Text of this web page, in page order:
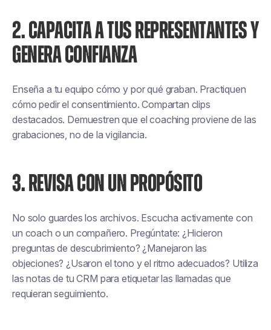
2. CAPACITA A TUS REPRESENTANTES Y
GENERA CONFIANZA
Enseña a tu equipo cómo y por qué graban. Practiquen
cómo pedir el consentimiento. Compartan clips
destacados. Demuestren que el coaching proviene de las
grabaciones, no de la vigilancia.
3. REVISA CON UN PROPÓSITO
No solo guardes los archivos. Escucha activamente con
un coach o un compañero. Pregúntate: ¿Hicieron
preguntas de descubrimiento? ¿Manejaron las
objeciones? ¿Usaron el tono y el ritmo adecuados? Utiliza
las notas de tu CRM para etiquetar las llamadas que
requieran seguimiento.